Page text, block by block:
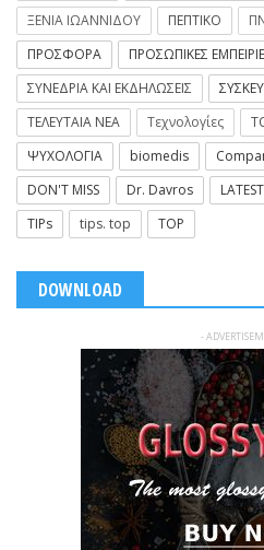
ΞΕΝΙΑ ΙΩΑΝΝΙΔΟΥ ΠΕΠΤΙΚΟ
ΠΡΟΣΦΟΡΑ
ΠΡΟΣΩΠΙΚΕΣ
ΣΥΝΕΔΡΙΑ ΚΑΙ ΕΚΔΗΛΩΣΕΙΣ
ΤΕΛΕΥΤΑΙΑ ΝΕΑ
Τεχνολογίες
ΨΥΧΟΛΟΓΙΑ
biomedis
DON'T MISS
Dr. Davros
TIPs
tips. top TOP
DOWNLOAD
-